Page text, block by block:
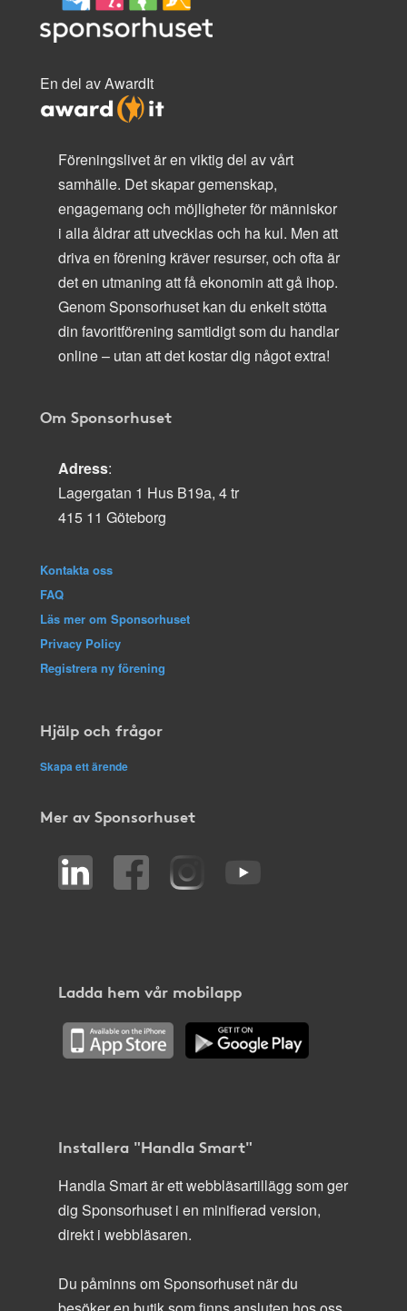
En del av AwardIt
Föreningslivet är en viktig del av vårt
samhälle. Det skapar gemenskap,
engagemang och möjligheter för människor
i alla åldrar att utvecklas och ha kul. Men att
driva en förening kräver resurser, och ofta är
det en utmaning att få ekonomin att gå ihop.
Genom Sponsorhuset kan du enkelt stötta
din favoritförening samtidigt som du handlar
online – utan att det kostar dig något extra!
Om Sponsorhuset
Adress:
Lagergatan 1 Hus B19a, 4 tr
415 11 Göteborg
Kontakta oss
FAQ
Läs mer om Sponsorhuset
Privacy Policy
Registrera ny förening
Hjälp och frågor
Skapa ett ärende
Mer av Sponsorhuset
Ladda hem vår mobilapp
Installera "Handla Smart"
Handla Smart är ett webbläsartillägg som ger
dig Sponsorhuset i en minifierad version,
direkt i webbläsaren.
Du påminns om Sponsorhuset när du